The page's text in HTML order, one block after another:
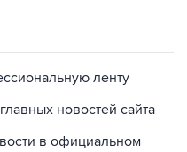
ленту
новостей сайта
в официальном